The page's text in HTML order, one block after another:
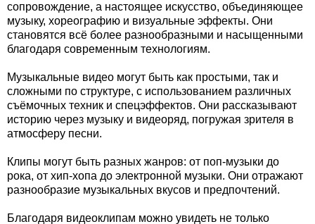
сопровождение, а настоящее искусство, объединяющее
музыку, хореографию и визуальные эффекты. Они
становятся всё более разнообразными и насыщенными
благодаря современным технологиям.
Музыкальные видео могут быть как простыми, так и
сложными по структуре, с использованием различных
съёмочных техник и спецэффектов. Они рассказывают
историю через музыку и видеоряд, погружая зрителя в
атмосферу песни.
Клипы могут быть разных жанров: от поп-музыки до
рока, от хип-хопа до электронной музыки. Они отражают
разнообразие музыкальных вкусов и предпочтений.
Благодаря видеоклипам можно увидеть не только